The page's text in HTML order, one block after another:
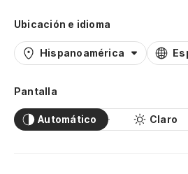
Ubicación e idioma
Hispanoamérica
Pantalla
Automático Claro